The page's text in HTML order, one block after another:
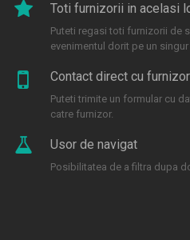
Toti furnizorii in acelasi
Puteti regasi toti furnizorii de
evenimentul dorit pe un singur
Contact direct cu
Puteti trimite un formular cu
catre furnizor.
Usor de navigat
Posibilitatea de a filtra dupa